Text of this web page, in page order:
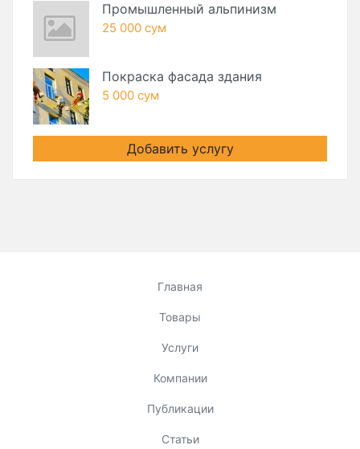
Промышленный альпинизм
25 000 сум
Покраска фасада здания
5 000 сум
Добавить услугу
Главная
Товары
Услуги
Компании
Публикации
Статьи